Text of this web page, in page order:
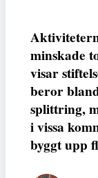
minskade
visar
beror
splittring,
i vissa
byggt upp